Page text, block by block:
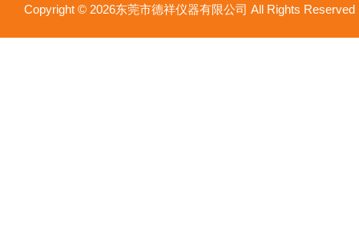
Copyright © 2026东莞市德祥仪器有限公司 All Rights